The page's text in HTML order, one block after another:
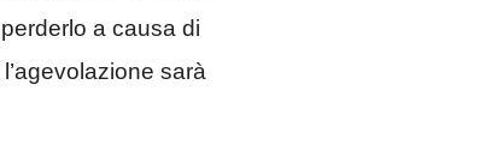
a causa di
sarà